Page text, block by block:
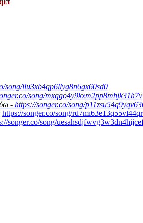
song/ilu3xb4qp6llyg8n6gx60sd0
song/mxqgo4y9kxm2pp8mhjk31h7v
- https://songer.co/song/
https://songer.co/song/
songer.co/song/uesahsdjfwvg3w3dn4hijcef